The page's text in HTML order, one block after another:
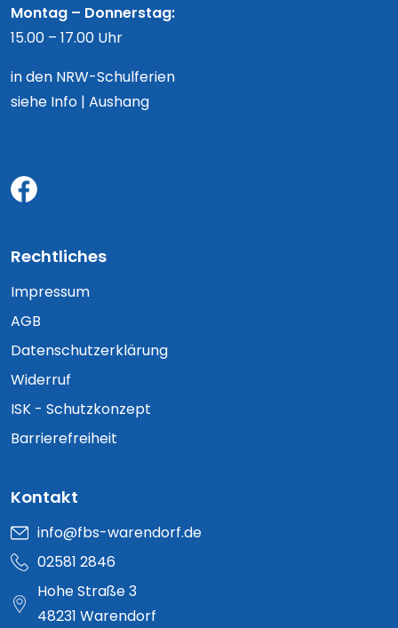
Montag – Donnerstag:
15.00 – 17.00 Uhr
in den NRW-Schulferien
siehe Info | Aushang
Rechtliches
Impressum
AGB
Datenschutzerklärung
Widerruf
ISK - Schutzkonzept
Barrierefreiheit
Kontakt
info@fbs-warendorf.de
02581 2846
Hohe Straße 3
48231 Warendorf